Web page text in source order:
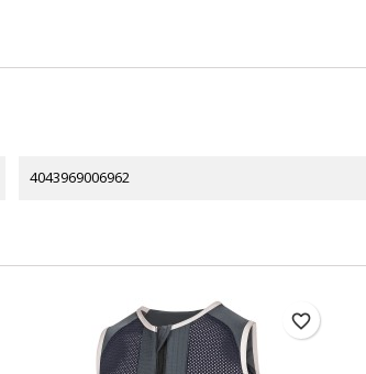
4043969006962
favorite_border